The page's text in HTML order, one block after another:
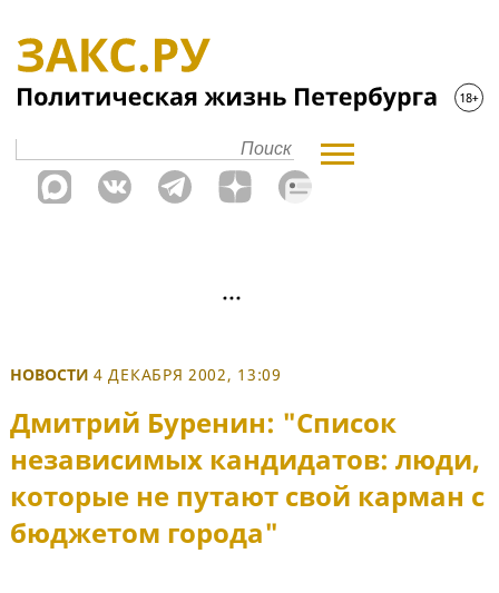
НОВОСТИ 4 ДЕКАБРЯ 2002, 13:09
Дмитрий Буренин: "Список
независимых кандидатов: люди,
которые не путают свой карман с
бюджетом города"